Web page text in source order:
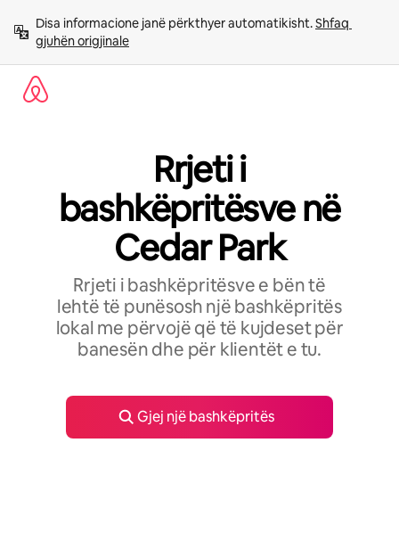
përmbajtja
Disa informacione janë përkthyer automatikisht. Shfaq
gjuhën origjinale
Rrjeti i
bashkëpritësve në
Cedar Park
Rrjeti i bashkëpritësve e bën të
lehtë të punësosh një bashkëpritës
lokal me përvojë që të kujdeset për
banesën dhe për klientët e tu.
Gjej një bashkëpritës